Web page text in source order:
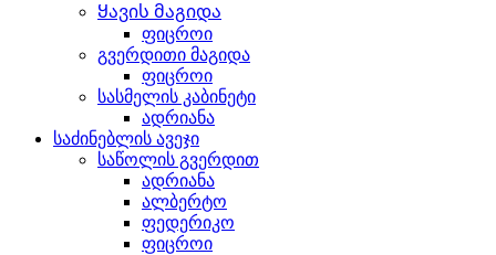
Ყავის მაგიდა
ფიცროი
გვერდითი მაგიდა
ფიცროი
სასმელის კაბინეტი
ადრიანა
საძინებლის ავეჯი
საწოლის გვერდით
ადრიანა
ალბერტო
ფედერიკო
ფიცროი